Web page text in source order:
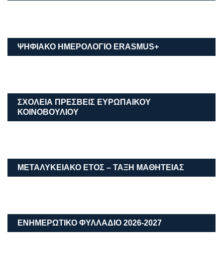
ΨΗΦΙΑΚΟ ΗΜΕΡΟΛΟΓΙΟ ΕRASMUS+
ΣΧΟΛΕΙΑ ΠΡΕΣΒΕΙΣ ΕΥΡΩΠΑΙΚΟΥ
ΚΟΙΝΟΒΟΥΛΙΟΥ
ΜΕΤΑΛΥΚΕΙΑΚΌ ΈΤΟΣ – ΤΆΞΗ ΜΑΘΗΤΕΊΑΣ
ΕΝΗΜΕΡΩΤΙΚΟ ΦΥΛΛΑΔΙΟ 2026-2027